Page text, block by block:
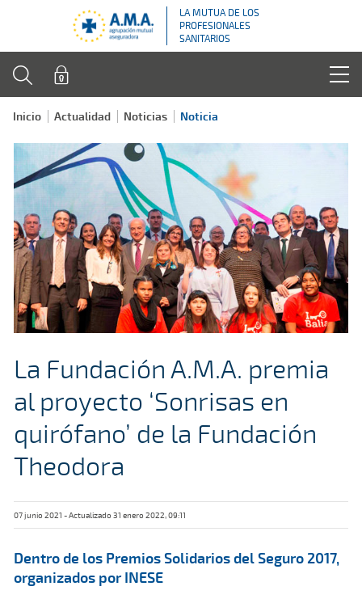
LA MUTUA DE LOS
PROFESIONALES
SANITARIOS
Inicio Actualidad Noticias Noticia
La Fundación A.M.A. premia
al proyecto ‘Sonrisas en
quirófano’ de la Fundación
Theodora
07 junio 2021 - Actualizado 31 enero 2022, 09:11
Dentro de los Premios Solidarios del Seguro 2017,
organizados por INESE